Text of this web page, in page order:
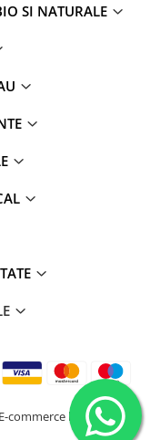
SI NATURALE
commerce by Gomag